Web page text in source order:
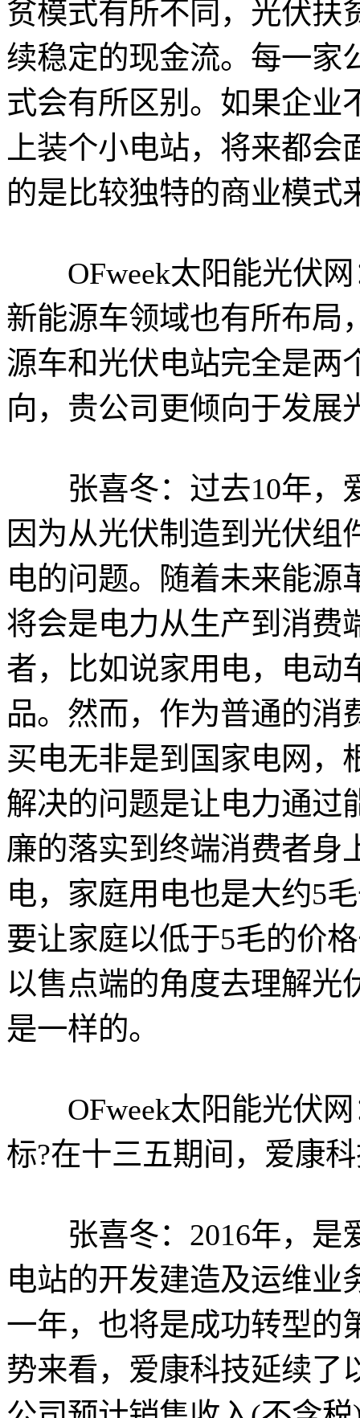
贫模式有所不同，光伏扶
续稳定的现金流。每一家
式会有所区别。如果企业
上装个小电站，将来都
的是比较独特的商业模式
OFweek太阳能光伏网
新能源车领域也有所布局
源车和光伏电站完全是两
向，贵公司更倾向于发展
张喜冬：过去10年，
因为从光伏制造到光伏
电的问题。随着未来能源
将会是电力从生产到消费
者，比如说家用电，电动
品。然而，作为普通的消
买电无非是到国家电网，
解决的问题是让电力通过
廉的落实到终端消费者身
电，家庭用电也是大约5
要让家庭以低于5毛的价
以售点端的角度去理解光
是一样的。
OFweek太阳能光伏网
标?在十三五期间，爱康
张喜冬：2016年，是
电站的开发建造及运维业
一年，也将是成功转型的
势来看，爱康科技延续了